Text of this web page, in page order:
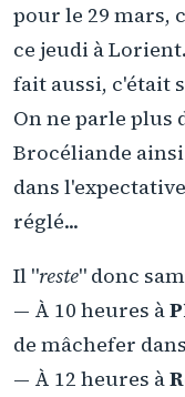
pour le 29 mars,
ce jeudi à
fait aussi, c'était
On ne parle plus
Brocéliande
dans
réglé...
Il "reste" donc
— À 10 heures à
de mâchefer
— À 12 heures à